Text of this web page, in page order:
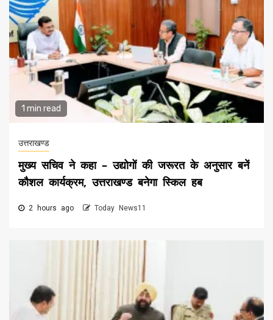
1 min read
उत्तराखण्ड
मुख्य सचिव ने कहा – उद्योगों की जरूरत के अनुसार बनें
कौशल कार्यक्रम, उत्तराखण्ड बनेगा स्किल हब
2 hours ago Today News11